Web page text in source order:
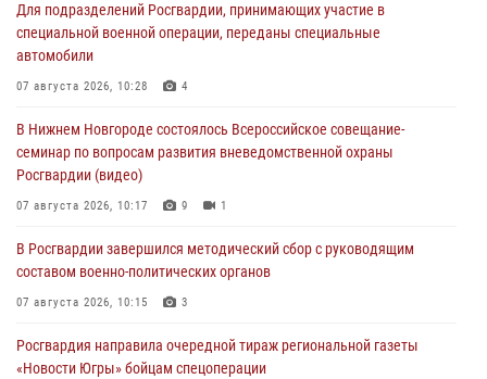
Для подразделений Росгвардии, принимающих участие в
специальной военной операции, переданы специальные
автомобили
07 августа 2026, 10:28 4
В Нижнем Новгороде состоялось Всероссийское совещание-
семинар по вопросам развития вневедомственной охраны
Росгвардии (видео)
07 августа 2026, 10:17 9 1
В Росгвардии завершился методический сбор с руководящим
составом военно-политических органов
07 августа 2026, 10:15 3
Росгвардия направила очередной тираж региональной газеты
«Новости Югры» бойцам спецоперации